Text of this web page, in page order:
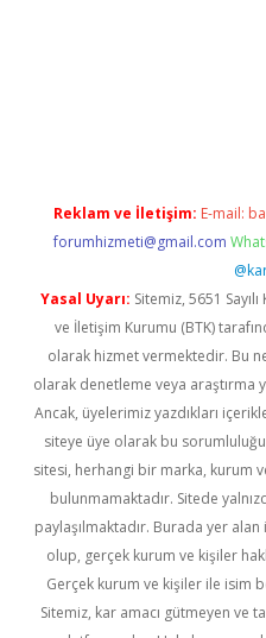
Reklam ve İletişim: E-mail:
forumhizmeti@gmail.com
Yasal Uyarı: Sitemiz, 5651
ve İletişim Kurumu (BTK)
olarak hizmet vermektedir. Bu
olarak denetleme veya araştırma
Ancak, üyelerimiz yazdıkları
siteye üye olarak bu
sitesi, herhangi bir marka, kurum
bulunmamaktadır. Sitede
paylaşılmaktadır. Burada yer
olup, gerçek kurum ve kişiler
Gerçek kurum ve kişiler ile isim
Sitemiz, kar amacı gütmeyen ve